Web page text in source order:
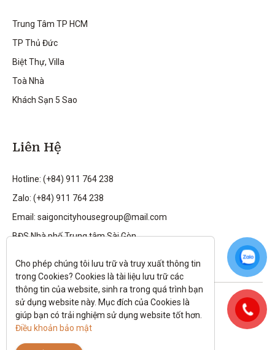
Trung Tâm TP HCM
TP Thủ Đức
Biệt Thự, Villa
Toà Nhà
Khách Sạn 5 Sao
Liên Hệ
Hotline: (+84) 911 764 238
Zalo: (+84) 911 764 238
Email: saigoncityhousegroup@mail.com
BĐS Nhà phố Trung tâm Sài Gòn
Theo dõi tôi trên:
All rights reserved.
Cho phép chúng tôi lưu trữ và truy xuất thông tin
trong Cookies? Cookies là tài liệu lưu trữ các
thông tin của website, sinh ra trong quá trình bạn
sử dụng website này. Mục đích của Cookies là
Điều khoản bảo mật